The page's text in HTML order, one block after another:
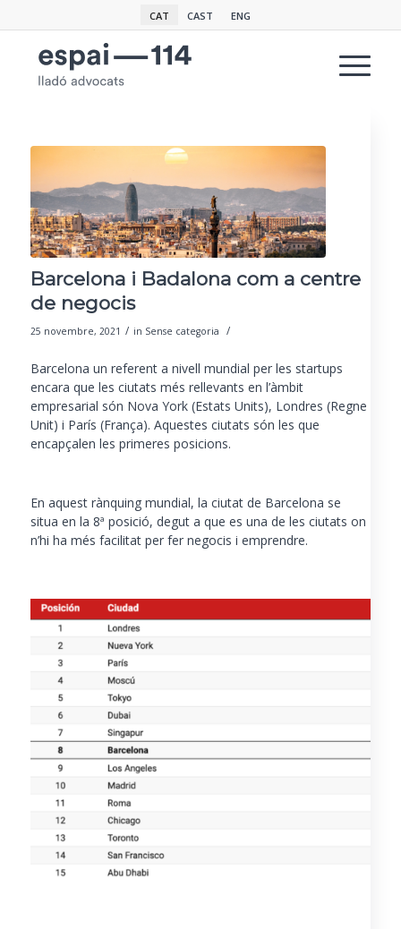
CAT CAST ENG
Barcelona i Badalona com a centre
de negocis
25 novembre, 2021 / in Sense categoria /
Barcelona un referent a nivell mundial per les startups
encara que les ciutats més rellevants en l’àmbit
empresarial són Nova York (Estats Units), Londres (Regne
Unit) i París (França). Aquestes ciutats són les que
encapçalen les primeres posicions.
En aquest rànquing mundial, la ciutat de Barcelona se
situa en la 8ª posició, degut a que es una de les ciutats on
n’hi ha més facilitat per fer negocis i emprendre.